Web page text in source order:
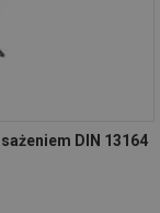
DIN 13164